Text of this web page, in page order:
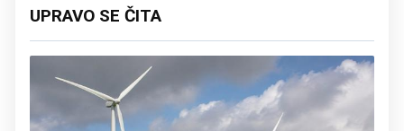
UPRAVO SE ČITA